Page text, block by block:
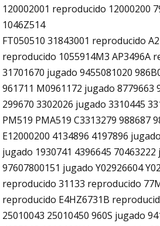
120002001 reproducido 12000200
1046Z514
FT050510 31843001 reproducido
reproducido 1055914M3 AP3496A
31701670 jugado 9455081020
961711 M0961172 jugado 8779663
299670 3302026 jugado 3310445
PM519 PMA519 C3313279 988687
E12000200 4134896 4197896
jugado 1930741 4396645
97607800151 jugado Y02926604
reproducido 31133 reproducido
reproducido E4HZ6731B
25010043 25010450 960S jugado